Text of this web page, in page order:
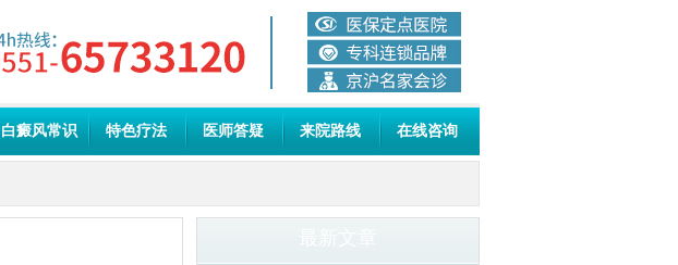
白癜风常识 特色疗法 医师答疑 来院路线 在线咨询